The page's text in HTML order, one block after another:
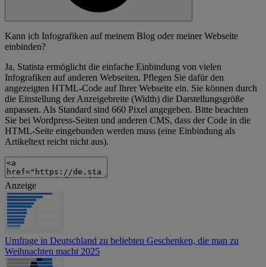
Kann ich Infografiken auf meinem Blog oder meiner Webseite
einbinden?
Ja, Statista ermöglicht die einfache Einbindung von vielen
Infografiken auf anderen Webseiten. Pflegen Sie dafür den
angezeigten HTML-Code auf Ihrer Webseite ein. Sie können durch
die Einstellung der Anzeigebreite (Width) die Darstellungsgröße
anpassen. Als Standard sind 660 Pixel angegeben. Bitte beachten
Sie bei Wordpress-Seiten und anderen CMS, dass der Code in die
HTML-Seite eingebunden werden muss (eine Einbindung als
Artikeltext reicht nicht aus).
Anzeige
Umfrage in Deutschland zu beliebten Geschenken, die man zu
Weihnachten macht 2025